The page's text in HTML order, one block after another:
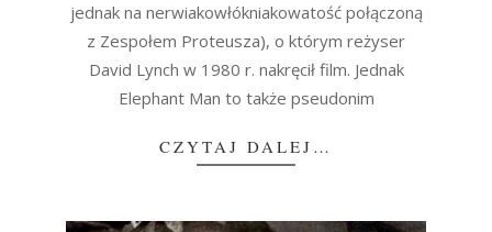
jednak na nerwiakowłókniakowatość połączoną
z Zespołem Proteusza), o którym reżyser
David Lynch w 1980 r. nakręcił film. Jednak
Elephant Man to także pseudonim
CZYTAJ DALEJ…